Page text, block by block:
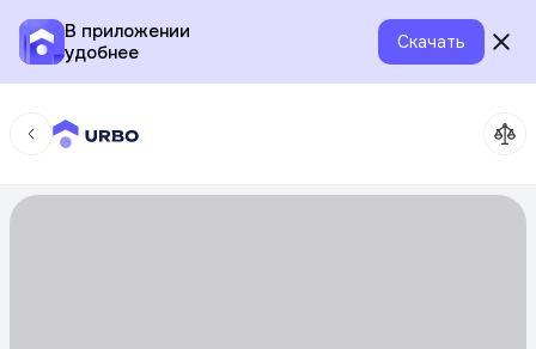
В приложении
удобнее
Скачать